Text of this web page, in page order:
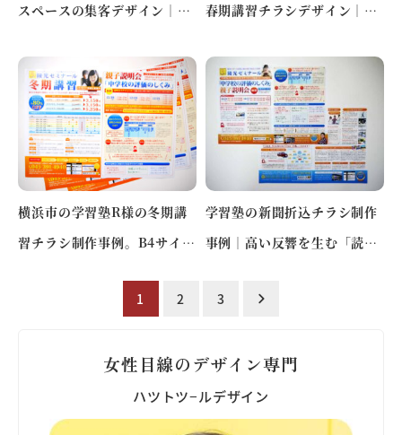
スペースの集客デザイン｜多
げ…
春期講習チラシデザイン｜新
横浜市の学習塾R様の冬期講
習チラシ制作事例。B4サイズ
学習塾の新聞折込チラシ制作
事例｜高い反響を生む「読ま
川…
1 2 3
女性目線のデザイン専門
ハツトツ−ルデザイン